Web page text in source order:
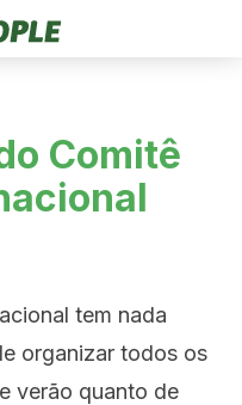
Comitê
tem nada
organizar todos os
verão quanto de